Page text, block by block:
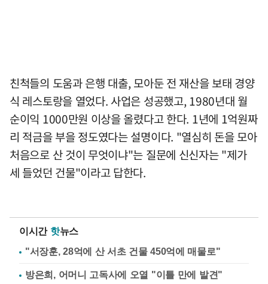
친척들의 도움과 은행 대출, 모아둔 전 재산을 보태 경양
식 레스토랑을 열었다. 사업은 성공했고, 1980년대 월
순이익 1000만원 이상을 올렸다고 한다. 1년에 1억원짜
리 적금을 부을 정도였다는 설명이다. "열심히 돈을 모아
처음으로 산 것이 무엇이냐"는 질문에 신신자는 "제가
세 들었던 건물"이라고 답한다.
이시간 핫뉴스
"서장훈, 28억에 산 서초 건물 450억에 매물로"
방은희, 어머니 고독사에 오열 "이틀 만에 발견"